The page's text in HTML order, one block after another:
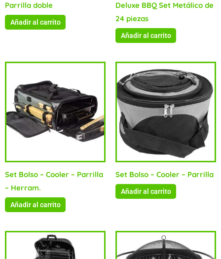
Parrilla doble
Añadir al carrito
Deluxe BBQ Set Metálico de
24 piezas
Añadir al carrito
Set Bolso – Cooler – Parrilla
– Herram.
Añadir al carrito
Set Bolso – Cooler – Parrilla
Añadir al carrito